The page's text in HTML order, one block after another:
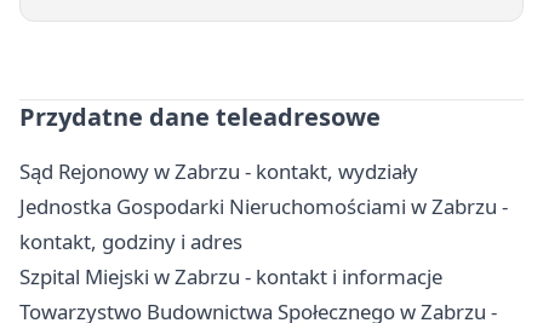
Przydatne dane teleadresowe
Sąd Rejonowy w Zabrzu - kontakt, wydziały
Jednostka Gospodarki Nieruchomościami w Zabrzu -
kontakt, godziny i adres
Szpital Miejski w Zabrzu - kontakt i informacje
Towarzystwo Budownictwa Społecznego w Zabrzu -